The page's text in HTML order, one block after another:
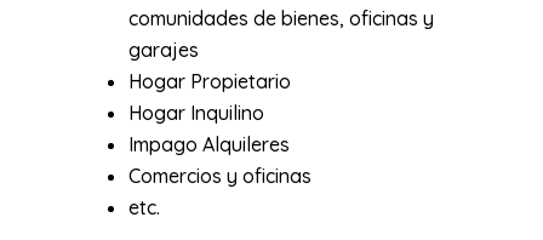
comunidades de bienes, oficinas y
garajes
Hogar Propietario
Hogar Inquilino
Impago Alquileres
Comercios y oficinas
etc.